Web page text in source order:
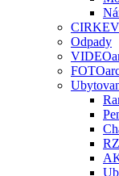
CIRKEV
Odpady